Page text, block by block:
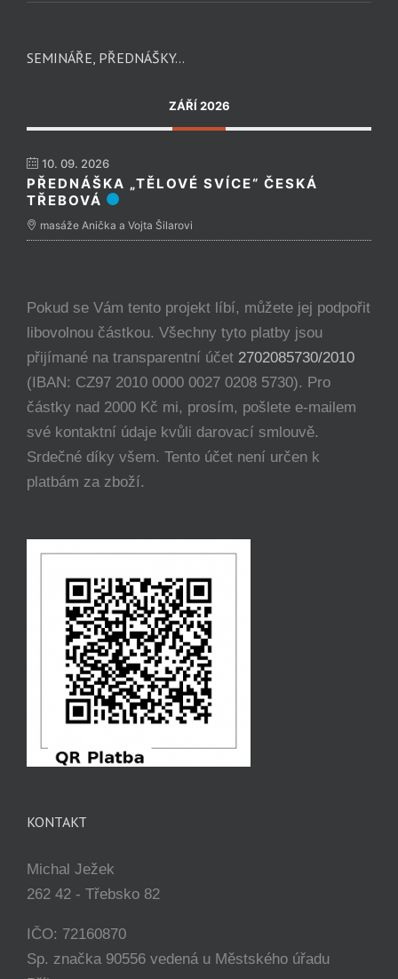
SEMINÁŘE, PŘEDNÁŠKY…
ZÁŘÍ 2026
10. 09. 2026
PŘEDNÁŠKA „TĚLOVÉ SVÍCE“ ČESKÁ
TŘEBOVÁ
masáže Anička a Vojta Šilarovi
Pokud se Vám tento projekt líbí, můžete jej podpořit
libovolnou částkou. Všechny tyto platby jsou
přijímané na transparentní účet 2702085730/2010
(IBAN: CZ97 2010 0000 0027 0208 5730). Pro
částky nad 2000 Kč mi, prosím, pošlete e-mailem
své kontaktní údaje kvůli darovací smlouvě.
Srdečné díky všem. Tento účet není určen k
platbám za zboží.
KONTAKT
Michal Ježek
262 42 - Třebsko 82
IČO: 72160870
Sp. značka 90556 vedená u Městského úřadu